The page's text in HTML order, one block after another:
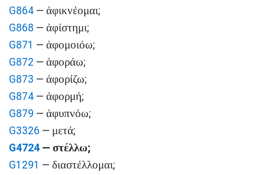
G864 — ἀφικνέομαι;
G868 — ἀφίστημι;
G871 — ἀφομοιόω;
G872 — ἀφοράω;
G873 — ἀφορίζω;
G874 — ἀφορμή;
G879 — ἀφυπνόω;
G3326 — μετά;
G4724 — στέλλω;
G1291 — διαστέλλομαι;